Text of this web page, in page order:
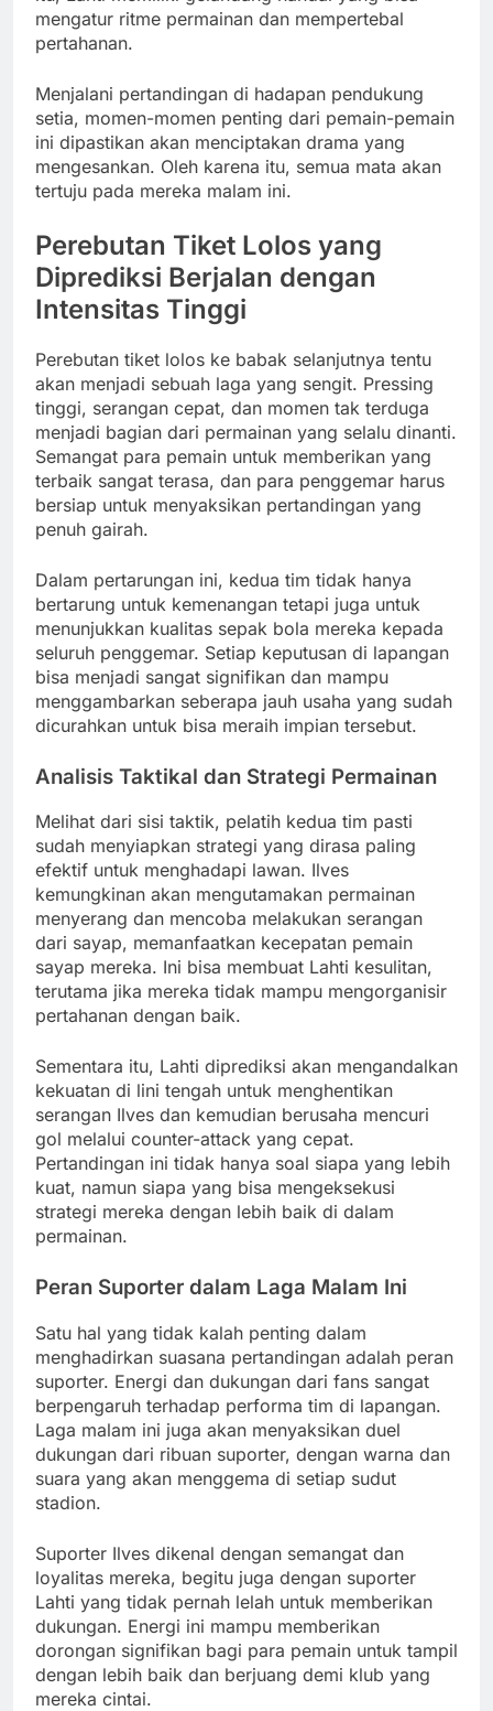
mengatur ritme permainan dan mempertebal
pertahanan.
Menjalani pertandingan di hadapan pendukung
setia, momen-momen penting dari pemain-pemain
ini dipastikan akan menciptakan drama yang
mengesankan. Oleh karena itu, semua mata akan
tertuju pada mereka malam ini.
Perebutan Tiket Lolos yang
Diprediksi Berjalan dengan
Intensitas Tinggi
Perebutan tiket lolos ke babak selanjutnya tentu
akan menjadi sebuah laga yang sengit. Pressing
tinggi, serangan cepat, dan momen tak terduga
menjadi bagian dari permainan yang selalu dinanti.
Semangat para pemain untuk memberikan yang
terbaik sangat terasa, dan para penggemar harus
bersiap untuk menyaksikan pertandingan yang
penuh gairah.
Dalam pertarungan ini, kedua tim tidak hanya
bertarung untuk kemenangan tetapi juga untuk
menunjukkan kualitas sepak bola mereka kepada
seluruh penggemar. Setiap keputusan di lapangan
bisa menjadi sangat signifikan dan mampu
menggambarkan seberapa jauh usaha yang sudah
dicurahkan untuk bisa meraih impian tersebut.
Analisis Taktikal dan Strategi Permainan
Melihat dari sisi taktik, pelatih kedua tim pasti
sudah menyiapkan strategi yang dirasa paling
efektif untuk menghadapi lawan. Ilves
kemungkinan akan mengutamakan permainan
menyerang dan mencoba melakukan serangan
dari sayap, memanfaatkan kecepatan pemain
sayap mereka. Ini bisa membuat Lahti kesulitan,
terutama jika mereka tidak mampu mengorganisir
pertahanan dengan baik.
Sementara itu, Lahti diprediksi akan mengandalkan
kekuatan di lini tengah untuk menghentikan
serangan Ilves dan kemudian berusaha mencuri
gol melalui counter-attack yang cepat.
Pertandingan ini tidak hanya soal siapa yang lebih
kuat, namun siapa yang bisa mengeksekusi
strategi mereka dengan lebih baik di dalam
permainan.
Peran Suporter dalam Laga Malam Ini
Satu hal yang tidak kalah penting dalam
menghadirkan suasana pertandingan adalah peran
suporter. Energi dan dukungan dari fans sangat
berpengaruh terhadap performa tim di lapangan.
Laga malam ini juga akan menyaksikan duel
dukungan dari ribuan suporter, dengan warna dan
suara yang akan menggema di setiap sudut
stadion.
Suporter Ilves dikenal dengan semangat dan
loyalitas mereka, begitu juga dengan suporter
Lahti yang tidak pernah lelah untuk memberikan
dukungan. Energi ini mampu memberikan
dorongan signifikan bagi para pemain untuk tampil
dengan lebih baik dan berjuang demi klub yang
mereka cintai.